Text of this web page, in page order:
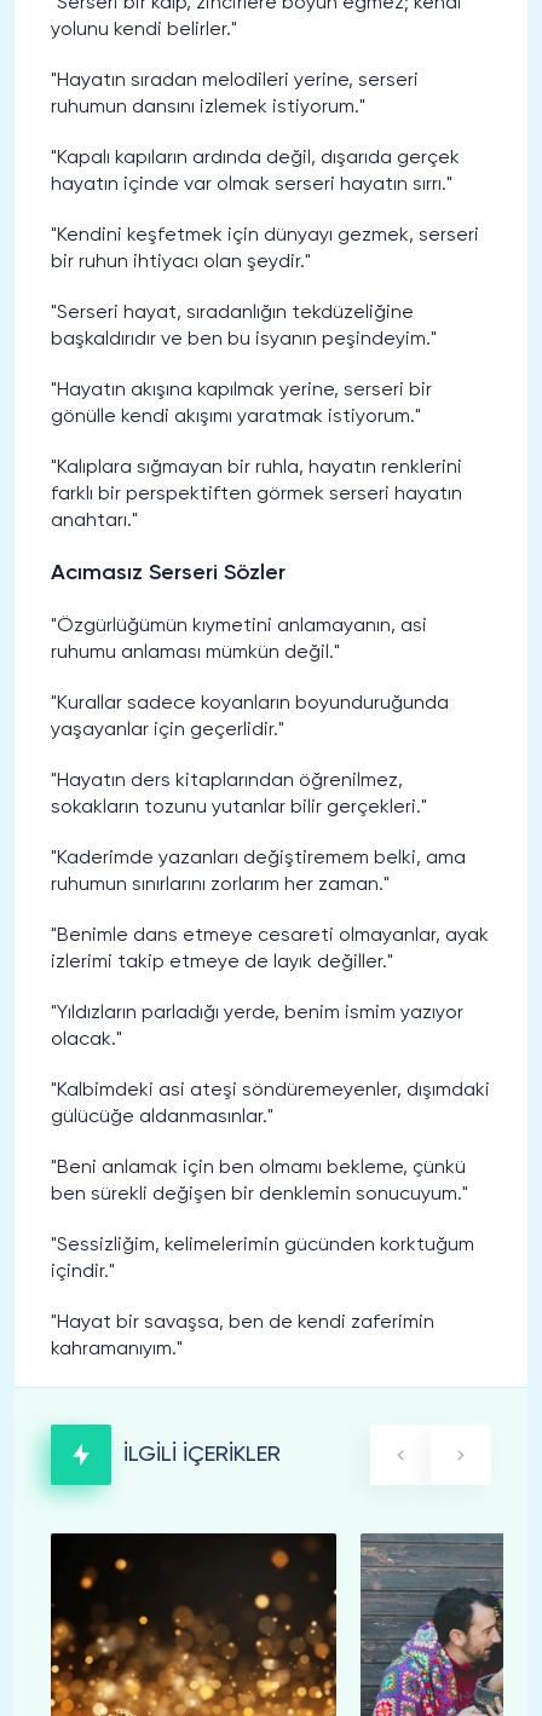
yolunu kendi belirler."
"Hayatın sıradan melodileri yerine, serseri
ruhumun dansını izlemek istiyorum."
"Kapalı kapıların ardında değil, dışarıda gerçek
hayatın içinde var olmak serseri hayatın sırrı."
"Kendini keşfetmek için dünyayı gezmek, serseri
bir ruhun ihtiyacı olan şeydir."
"Serseri hayat, sıradanlığın tekdüzeliğine
başkaldırıdır ve ben bu isyanın peşindeyim."
"Hayatın akışına kapılmak yerine, serseri bir
gönülle kendi akışımı yaratmak istiyorum."
"Kalıplara sığmayan bir ruhla, hayatın renklerini
farklı bir perspektiften görmek serseri hayatın
anahtarı."
Acımasız Serseri Sözler
"Özgürlüğümün kıymetini anlamayanın, asi
ruhumu anlaması mümkün değil."
"Kurallar sadece koyanların boyunduruğunda
yaşayanlar için geçerlidir."
"Hayatın ders kitaplarından öğrenilmez,
sokakların tozunu yutanlar bilir gerçekleri."
"Kaderimde yazanları değiştiremem belki, ama
ruhumun sınırlarını zorlarım her zaman."
"Benimle dans etmeye cesareti olmayanlar, ayak
izlerimi takip etmeye de layık değiller."
"Yıldızların parladığı yerde, benim ismim yazıyor
olacak."
"Kalbimdeki asi ateşi söndüremeyenler, dışımdaki
gülücüğe aldanmasınlar."
"Beni anlamak için ben olmamı bekleme, çünkü
ben sürekli değişen bir denklemin sonucuyum."
"Sessizliğim, kelimelerimin gücünden korktuğum
içindir."
"Hayat bir savaşsa, ben de kendi zaferimin
kahramanıyım."
İLGİLİ İÇERİKLER